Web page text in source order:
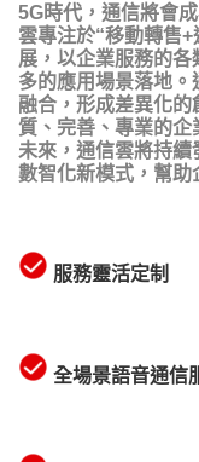
5G時代，通信將會
雲專注於“移動轉售
展，以企業服務的
多的應用場景落地。
融合，形成差異化
質、完善、專業的企
未來，通信雲將持
數智化新模式，幫助
服務靈活定制
全場景語音通信